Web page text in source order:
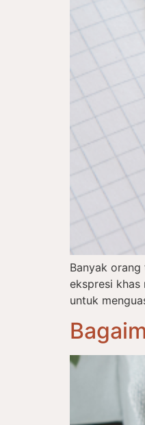
Banyak
ekspresi khas
untuk